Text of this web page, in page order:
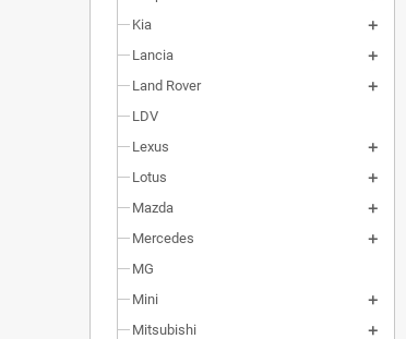
Kia
Lancia
Land Rover
LDV
Lexus
Lotus
Mazda
Mercedes
MG
Mini
Mitsubishi